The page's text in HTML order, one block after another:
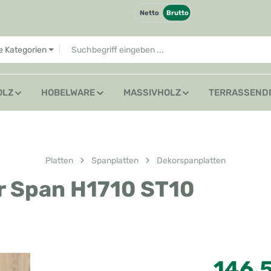
Netto Brutto
Kategorien
HOBELWARE MASSIVHOLZ
Platten Spanplatten Dekorspanplatten
H1710 ST10
Regulärer Preis: